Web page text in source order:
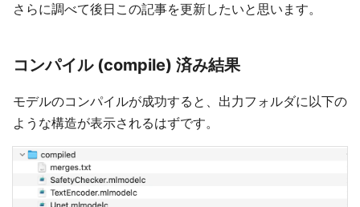
さらに調べて後日この記事を更新したいと思います。
コンパイル (compile) 済み結果
モデルのコンパイルが成功すると、出力フォルダに以下の
ような構造が表示されるはずです。